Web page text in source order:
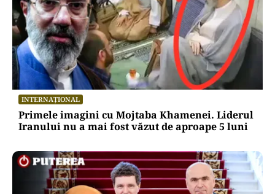
INTERNAȚIONAL
Primele imagini cu Mojtaba Khamenei. Liderul
Iranului nu a mai fost văzut de aproape 5 luni